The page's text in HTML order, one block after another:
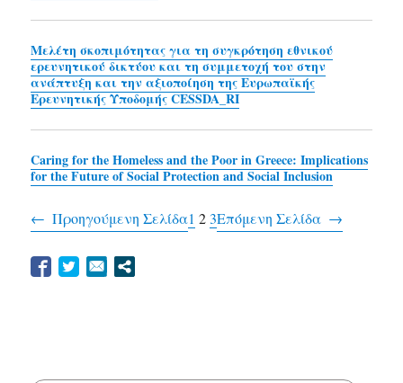
Μελέτη σκοπιμότητας για τη συγκρότηση εθνικού
ερευνητικού δικτύου και τη συμμετοχή του στην
ανάπτυξη και την αξιοποίηση της Ευρωπαϊκής
Ερευνητικής Υποδομής CESSDA_RI
Caring for the Homeless and the Poor in Greece: Implications
for the Future of Social Protection and Social Inclusion
← Προηγούμενη Σελίδα1 2 3Επόμενη Σελίδα →